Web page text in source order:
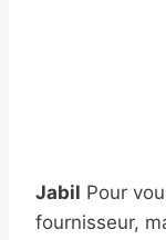
Jabil Pour
fournisseur,